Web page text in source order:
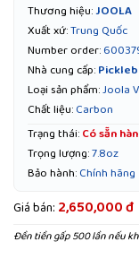
Thương hiệu:JOOLA
Xuất xứ:Trung Quốc
Number order:
Nhà cung cấp:
Loại sản phẩm:Joola
Chất liệu:Carbon
Trạng thái:Có sẵn
Trọng lượng:7.8oz
Bảo hành:Chính hãng
Giá bán: 2,650,000 đ
Đền tiền gấp 500 lần nếu